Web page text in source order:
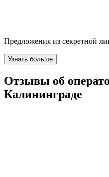
Предложения из секретной
Узнать больше
Отзывы об
Калининграде